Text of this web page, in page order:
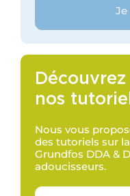
nos
Nous vous
des tutoriels sur
Grundfos DDA &
adoucisseurs.